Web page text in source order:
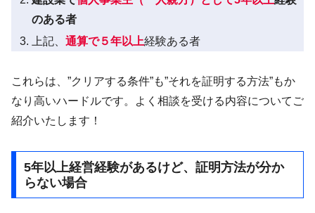
のある者
上記、通算で５年以上経験ある者
これらは、”クリアする条件”も”それを証明する方法”もか
なり高いハードルです。よく相談を受ける内容についてご
紹介いたします！
5年以上経営経験があるけど、証明方法が分か
らない場合